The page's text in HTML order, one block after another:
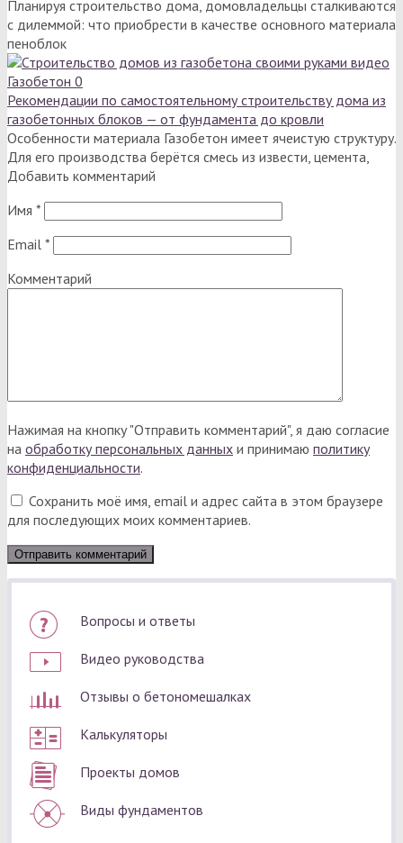
Планируя строительство дома, домовладельцы сталкиваются
с дилеммой: что приобрести в качестве основного материала
пеноблок
Газобетон 0
Рекомендации по самостоятельному строительству дома из
газобетонных блоков — от фундамента до кровли
Особенности материала Газобетон имеет ячеистую структуру.
Для его производства берётся смесь из извести, цемента,
Добавить комментарий
Имя *
Email *
Комментарий
Нажимая на кнопку "Отправить комментарий", я даю согласие
на обработку персональных данных и принимаю политику
конфиденциальности.
Сохранить моё имя, email и адрес сайта в этом браузере
для последующих моих комментариев.
Вопросы и ответы
Видео руководства
Отзывы о бетономешалках
Калькуляторы
Проекты домов
Виды фундаментов